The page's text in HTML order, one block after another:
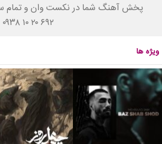
پخش آهنگ شما در نکست وان و تمام
۰۹۳۸ ۱۰ ۲۰ ۶۹۲
ویژه ها